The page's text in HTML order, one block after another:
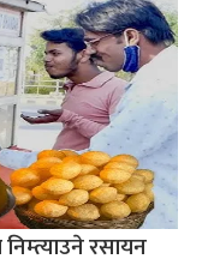
रसायन